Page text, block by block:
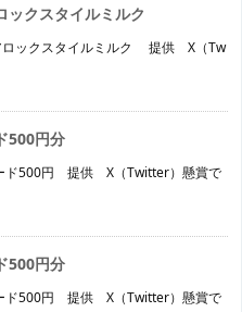
ックスタイルミルク
ックスタイルミルク 提供 X（Tw
500円分
500円 提供 X（Twitter）懸賞で
500円分
500円 提供 X（Twitter）懸賞で